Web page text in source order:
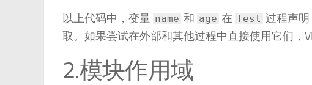
以上代码中，变量 name 和 age 在 Test 过程声
取。如果尝试在外部和其他过程中直接使用它们，
2.模块作用域